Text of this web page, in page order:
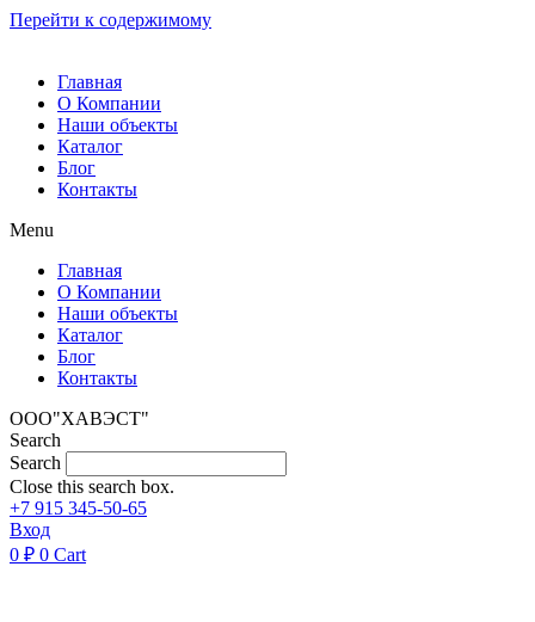
Перейти к содержимому
Главная
О Компании
Наши объекты
Каталог
Блог
Контакты
Menu
Главная
О Компании
Наши объекты
Каталог
Блог
Контакты
ООО"ХАВЭСТ"
Search
Search
Close this search box.
+7 915 345-50-65
Вход
0 ₽ 0 Cart